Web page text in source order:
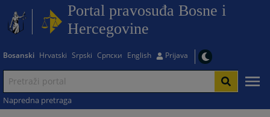
Portal pravosuđa Bosne i
Hercegovine
Bosanski Hrvatski Srpski Српски English Prijava
Napredna pretraga